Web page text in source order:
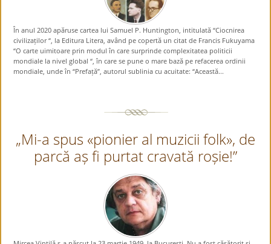
În anul 2020 apăruse cartea lui Samuel P. Huntington, intitulată “Ciocnirea
civilizaților “, la Editura Litera, având pe copertă un citat de Francis Fukuyama
“O carte uimitoare prin modul în care surprinde complexitatea politicii
mondiale la nivel global “, în care se pune o mare bază pe refacerea ordinii
mondiale, unde în “Prefață”, autorul sublinia cu acuitate: “Această...
„Mi-a spus «pionier al muzicii folk», de
parcă aș fi purtat cravată roșie!”